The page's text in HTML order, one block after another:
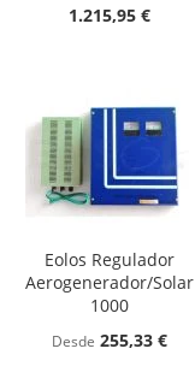
1.215,95 €
Eolos Regulador
Aerogenerador/Solar
1000
Desde 255,33 €